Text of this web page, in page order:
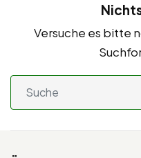
Versuche es bitte